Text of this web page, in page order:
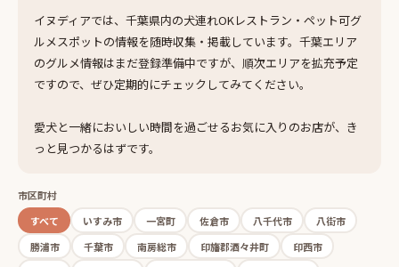
イヌディアでは、千葉県内の犬連れOKレストラン・ペット可グ
ルメスポットの情報を随時収集・掲載しています。千葉エリア
のグルメ情報はまだ登録準備中ですが、順次エリアを拡充予定
ですので、ぜひ定期的にチェックしてみてください。
愛犬と一緒においしい時間を過ごせるお気に入りのお店が、き
っと見つかるはずです。
市区町村
すべて
いすみ市 一宮町 佐倉市 八千代市
八街市
勝浦市
千葉市 南房総市 印旛郡酒々井町
印西市